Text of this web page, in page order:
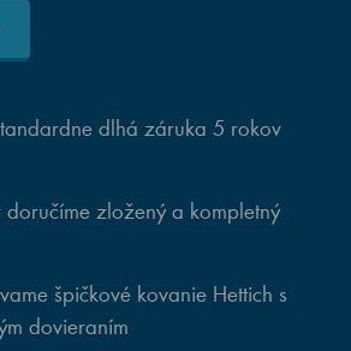
dlhá záruka 5 rokov
doručíme zložený a kompletný
špičkové kovanie Hettich s
dovieraním